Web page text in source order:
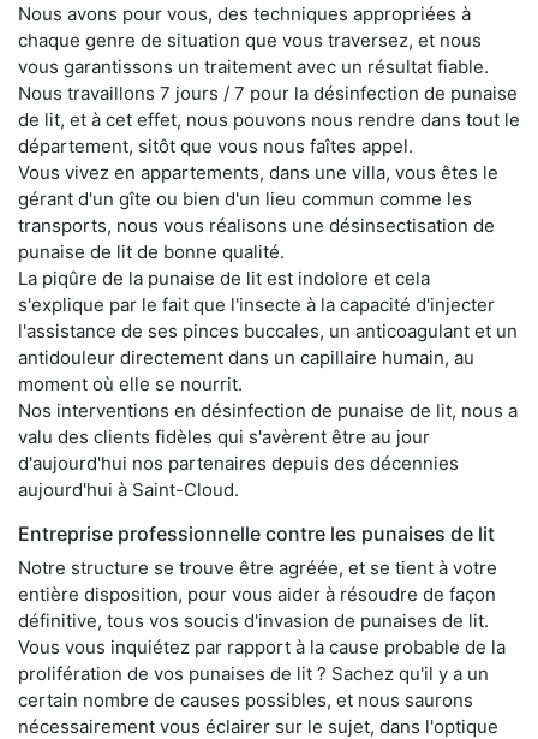
Nous avons pour vous, des techniques appropriées à
chaque genre de situation que vous traversez, et nous
vous garantissons un traitement avec un résultat fiable.
Nous travaillons 7 jours / 7 pour la désinfection de punaise
de lit, et à cet effet, nous pouvons nous rendre dans tout le
département, sitôt que vous nous faîtes appel.
Vous vivez en appartements, dans une villa, vous êtes le
gérant d'un gîte ou bien d'un lieu commun comme les
transports, nous vous réalisons une désinsectisation de
punaise de lit de bonne qualité.
La piqûre de la punaise de lit est indolore et cela
s'explique par le fait que l'insecte à la capacité d'injecter
l'assistance de ses pinces buccales, un anticoagulant et un
antidouleur directement dans un capillaire humain, au
moment où elle se nourrit.
Nos interventions en désinfection de punaise de lit, nous a
valu des clients fidèles qui s'avèrent être au jour
d'aujourd'hui nos partenaires depuis des décennies
aujourd'hui à Saint-Cloud.
Entreprise professionnelle contre les punaises de lit
Notre structure se trouve être agréée, et se tient à votre
entière disposition, pour vous aider à résoudre de façon
définitive, tous vos soucis d'invasion de punaises de lit.
Vous vous inquiétez par rapport à la cause probable de la
prolifération de vos punaises de lit ? Sachez qu'il y a un
certain nombre de causes possibles, et nous saurons
nécessairement vous éclairer sur le sujet, dans l'optique